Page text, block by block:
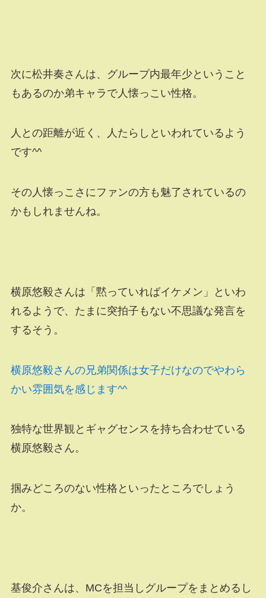
次に松井奏さんは、グループ内最年少ということ
もあるのか弟キャラで人懐っこい性格。
人との距離が近く、人たらしといわれているよう
です^^
その人懐っこさにファンの方も魅了されているの
かもしれませんね。
横原悠毅さんは「黙っていればイケメン」といわ
れるようで、たまに突拍子もない不思議な発言を
するそう。
横原悠毅さんの兄弟関係は女子だけなのでやわら
かい雰囲気を感じます^^
独特な世界観とギャグセンスを持ち合わせている
横原悠毅さん。
掴みどころのない性格といったところでしょう
か。
基俊介さんは、MCを担当しグループをまとめるし